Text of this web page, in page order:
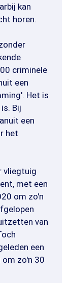
kan
horen.
criminele
een
Het is
Bij
een
het
vliegtuig
met een
om zo'n
van
een
zo'n 30